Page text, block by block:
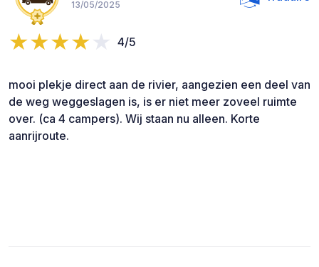
13/05/2025
4/5
mooi plekje direct aan de rivier, aangezien een deel van
de weg weggeslagen is, is er niet meer zoveel ruimte
over. (ca 4 campers). Wij staan nu alleen. Korte
aanrijroute.